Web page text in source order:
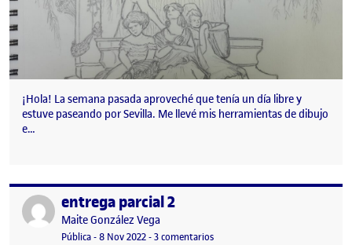
¡Hola! La semana pasada aproveché que tenía un día libre y
estuve paseando por Sevilla. Me llevé mis herramientas de dibujo
e…
Publicado porentrega parcial 2
Publicado por
Maite González Vega
Visibilidad:
Pública-Fecha de publicación
8 Nov 2022-3 comentariosen entrega parcial 2